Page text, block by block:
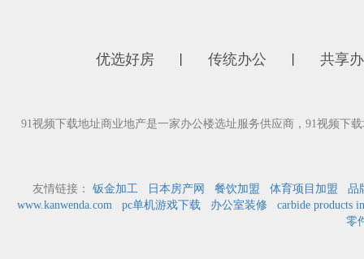
优选好房 传统办公 共享
91视频下载地址商业地产是一家办公楼选址服务供应商，91视频下
友情链接： 钣金加工 日本房产网 餐饮加盟 体育项目加盟
品
www.kanwenda.com
pc单机游戏下载 办公室装修
carbide products
零